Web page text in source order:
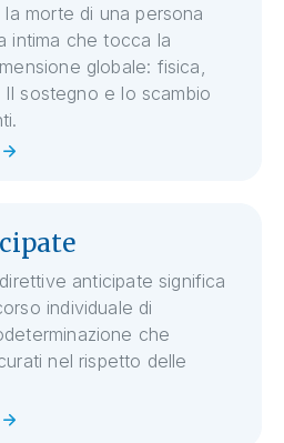
morte di una persona
intima che tocca la
globale: fisica,
Il sostegno e lo scambio
anticipate significa
individuale di
che
nel rispetto delle